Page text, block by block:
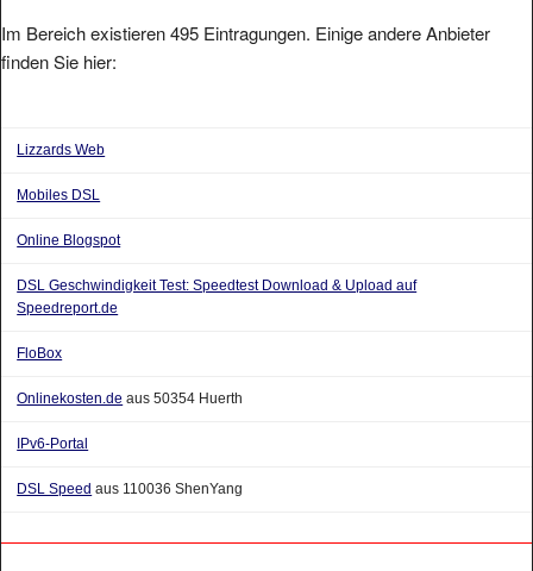
Im Bereich existieren 495 Eintragungen. Einige andere Anbieter
finden Sie hier:
Lizzards Web
Mobiles DSL
Online Blogspot
DSL Geschwindigkeit Test: Speedtest Download & Upload auf
Speedreport.de
FloBox
Onlinekosten.de aus 50354 Huerth
IPv6-Portal
DSL Speed aus 110036 ShenYang